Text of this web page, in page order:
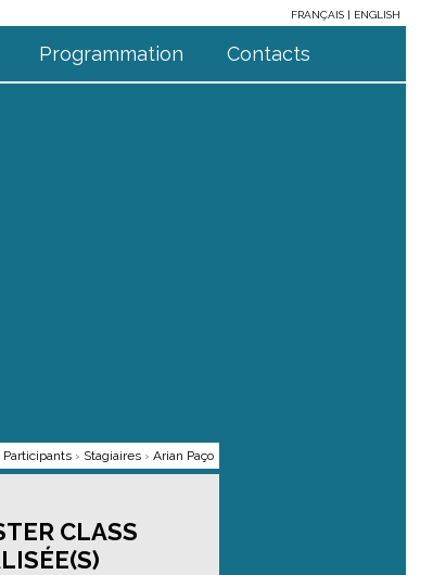
FRANÇAIS
ENGLISH
Programmation Contacts
Participants › Stagiaires › Arian Paço
CLASS